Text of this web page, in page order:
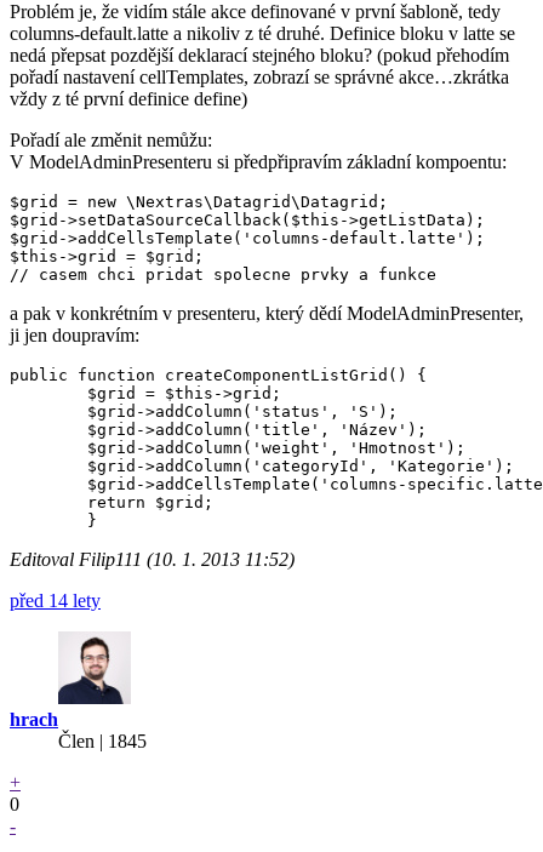
Problém je, že vidím stále akce definované v první šabloně, tedy
columns-default.latte a nikoliv z té druhé. Definice bloku v latte se
nedá přepsat pozdější deklarací stejného bloku? (pokud přehodím
pořadí nastavení cellTemplates, zobrazí se správné akce…zkrátka
vždy z té první definice define)
Pořadí ale změnit nemůžu:
V ModelAdminPresenteru si předpřipravím základní kompoentu:
$grid = new \Nextras\Datagrid\Datagrid;
$grid->setDataSourceCallback($this->getListData);
$grid->addCellsTemplate('columns-default.latte');
$this->grid = $grid;
a pak v konkrétním v presenteru, který dědí ModelAdminPresenter,
ji jen doupravím:
public function createComponentListGrid() {
Editoval Filip111 (10. 1. 2013 11:52)
před 14 lety
hrach
Člen | 1845
+
0
-